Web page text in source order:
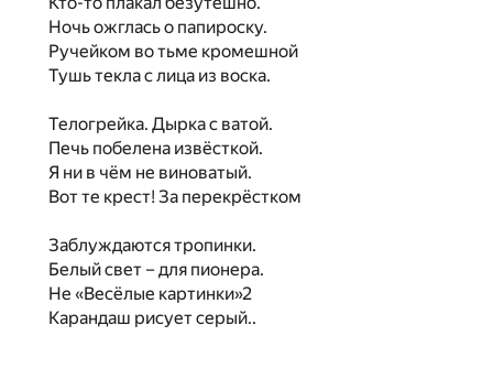
Ночь ожглась о папироску.
Ручейком во тьме кромешной
Тушь текла с лица из воска.
Телогрейка. Дырка с ватой.
Печь побелена извёсткой.
Я ни в чём не виноватый.
Вот те крест! За перекрёстком
Заблуждаются тропинки.
Белый свет – для пионера.
Не «Весёлые картинки»2
Карандаш рисует серый..